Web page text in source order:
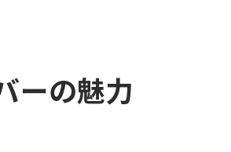
心感あるバーで心が通う理由とは
ーの魅力